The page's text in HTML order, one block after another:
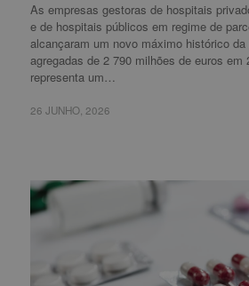
As empresas gestoras de hospitais
e de hospitais públicos em regime de
alcançaram um novo máximo histórico
agregadas de 2 790 milhões de euros em
representa um…
26 JUNHO, 2026
26 JUNHO, 2026